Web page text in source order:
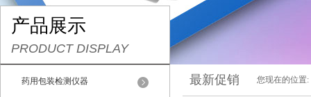
产品展示
PRODUCT DISPLAY
药用包装检测仪器 最新促销 您现在的位置: